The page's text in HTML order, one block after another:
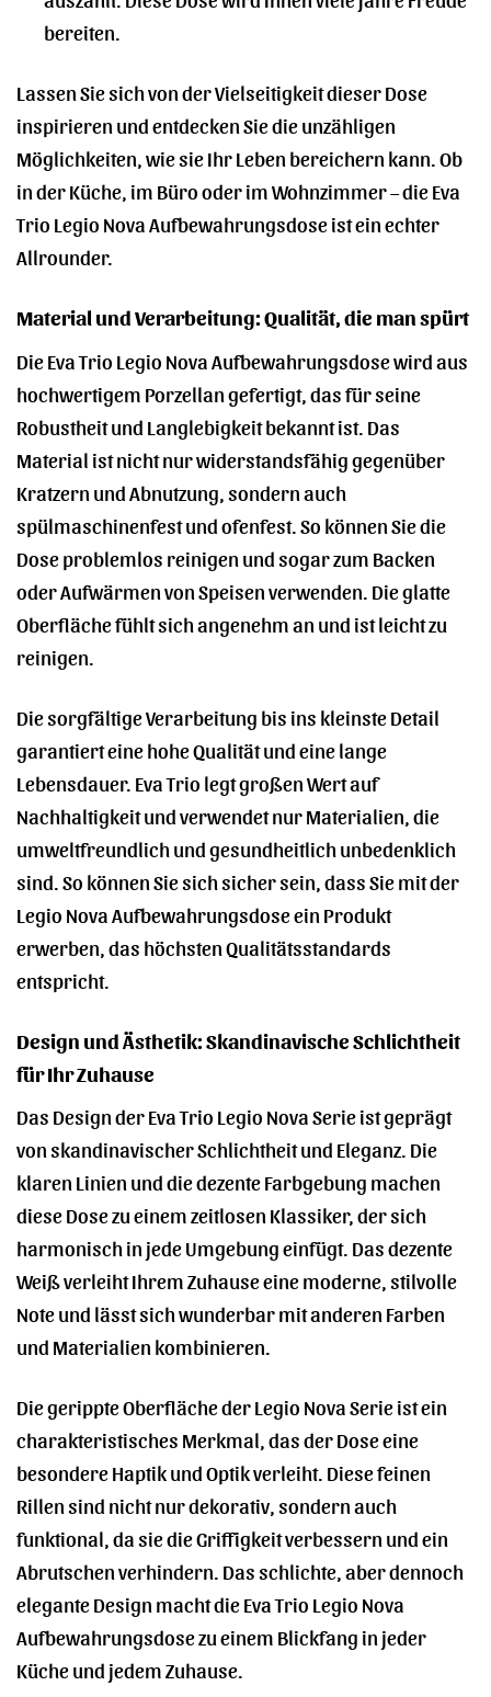
bereiten.
Lassen Sie sich von der Vielseitigkeit dieser Dose
inspirieren und entdecken Sie die unzähligen
Möglichkeiten, wie sie Ihr Leben bereichern kann. Ob
in der Küche, im Büro oder im Wohnzimmer – die Eva
Trio Legio Nova Aufbewahrungsdose ist ein echter
Allrounder.
Material und Verarbeitung: Qualität, die man spürt
Die Eva Trio Legio Nova Aufbewahrungsdose wird aus
hochwertigem Porzellan gefertigt, das für seine
Robustheit und Langlebigkeit bekannt ist. Das
Material ist nicht nur widerstandsfähig gegenüber
Kratzern und Abnutzung, sondern auch
spülmaschinenfest und ofenfest. So können Sie die
Dose problemlos reinigen und sogar zum Backen
oder Aufwärmen von Speisen verwenden. Die glatte
Oberfläche fühlt sich angenehm an und ist leicht zu
reinigen.
Die sorgfältige Verarbeitung bis ins kleinste Detail
garantiert eine hohe Qualität und eine lange
Lebensdauer. Eva Trio legt großen Wert auf
Nachhaltigkeit und verwendet nur Materialien, die
umweltfreundlich und gesundheitlich unbedenklich
sind. So können Sie sich sicher sein, dass Sie mit der
Legio Nova Aufbewahrungsdose ein Produkt
erwerben, das höchsten Qualitätsstandards
entspricht.
Design und Ästhetik: Skandinavische Schlichtheit
für Ihr Zuhause
Das Design der Eva Trio Legio Nova Serie ist geprägt
von skandinavischer Schlichtheit und Eleganz. Die
klaren Linien und die dezente Farbgebung machen
diese Dose zu einem zeitlosen Klassiker, der sich
harmonisch in jede Umgebung einfügt. Das dezente
Weiß verleiht Ihrem Zuhause eine moderne, stilvolle
Note und lässt sich wunderbar mit anderen Farben
und Materialien kombinieren.
Die gerippte Oberfläche der Legio Nova Serie ist ein
charakteristisches Merkmal, das der Dose eine
besondere Haptik und Optik verleiht. Diese feinen
Rillen sind nicht nur dekorativ, sondern auch
funktional, da sie die Griffigkeit verbessern und ein
Abrutschen verhindern. Das schlichte, aber dennoch
elegante Design macht die Eva Trio Legio Nova
Aufbewahrungsdose zu einem Blickfang in jeder
Küche und jedem Zuhause.